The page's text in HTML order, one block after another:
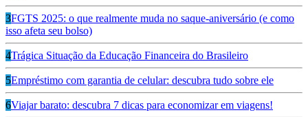
3FGTS 2025: o que realmente muda no saque-aniversário (e como
isso afeta seu bolso)
4Trágica Situação da Educação Financeira do Brasileiro
5Empréstimo com garantia de celular: descubra tudo sobre ele
6Viajar barato: descubra 7 dicas para economizar em viagens!